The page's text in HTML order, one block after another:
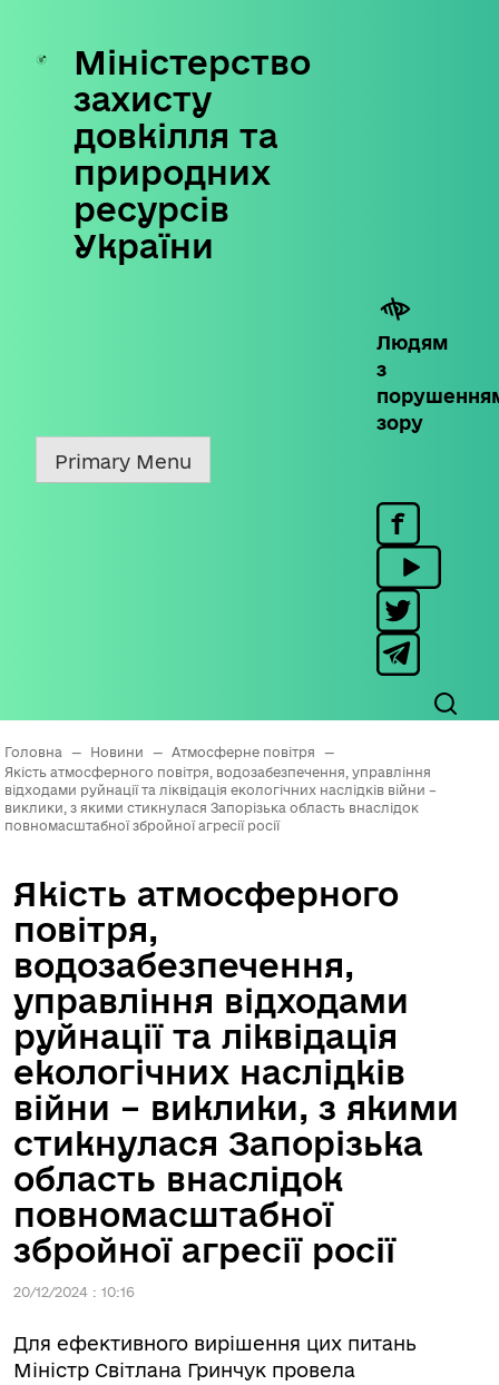
Skip
content
Міністерство
захисту
довкілля та
природних
ресурсів
України
Людям
з
зору
Primary Menu
Головна — Новини — Атмосферне повітря
—
Якість атмосферного повітря, водозабезпечення, управління
відходами руйнації та ліквідація екологічних наслідків війни –
виклики, з якими стикнулася Запорізька область внаслідок
повномасштабної збройної агресії росії
Якість атмосферного
повітря,
водозабезпечення,
управління відходами
руйнації та ліквідація
екологічних наслідків
війни – виклики, з якими
стикнулася Запорізька
область внаслідок
повномасштабної
збройної агресії росії
20/12/2024 : 10:16
Для ефективного вирішення цих питань
Міністр Світлана Гринчук провела